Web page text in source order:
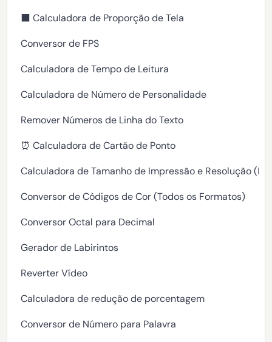
⬛ Calculadora de Proporção de Tela
Conversor de FPS
Calculadora de Tempo de Leitura
Calculadora de Número de Personalidade
Remover Números de Linha do Texto
⏰ Calculadora de Cartão de Ponto
Calculadora de Tamanho de Impressão e Resolução
Conversor de Códigos de Cor (Todos os Formatos)
Conversor Octal para Decimal
Gerador de Labirintos
Reverter Vídeo
Calculadora de redução de porcentagem
Conversor de Número para Palavra